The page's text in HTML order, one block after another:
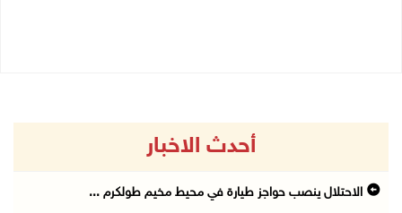
أحدث الاخبار
الاحتلال ينصب حواجز طيارة في محيط مخيم طولكرم ...